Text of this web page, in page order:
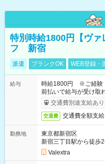
特別時給1800円【ヴァ
フ 新宿
派遣 ブランクOK WEB登録・
給与
時給1800円 ※ご経験
前払いで給与が受け取
交通費別途支給あり
交通費 交通費全額支給
勤務地
東京都新宿区
新宿三丁目駅から徒歩
Valextra